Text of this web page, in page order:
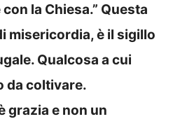
la Chiesa.” Questa
misericordia, è il sigillo
Qualcosa a cui
da coltivare.
grazia e non un